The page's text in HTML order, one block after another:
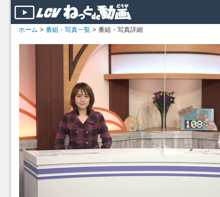
ホーム > 番組・写真一覧 > 番組・写真詳細